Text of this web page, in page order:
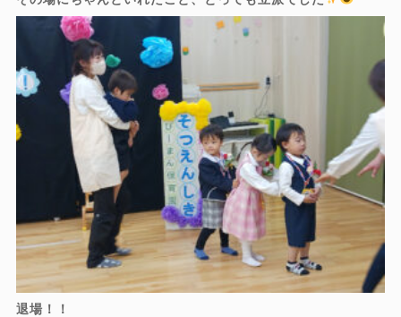
退場！！